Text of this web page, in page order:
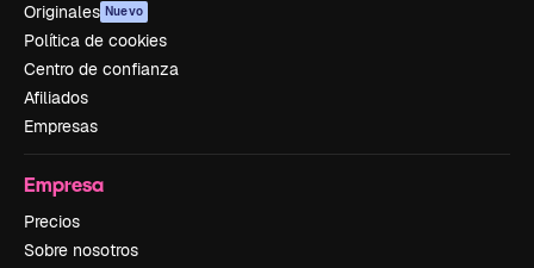
Originales Nuevo
Política de cookies
Centro de confianza
Afiliados
Empresas
Empresa
Precios
Sobre nosotros